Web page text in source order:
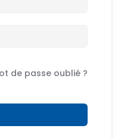
de passe oublié ?